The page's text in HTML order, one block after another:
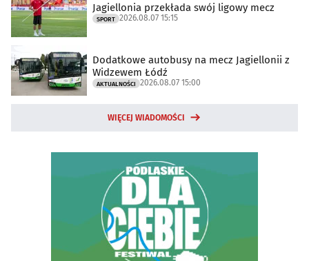
Jagiellonia przekłada swój ligowy mecz
SPORT 2026.08.07 15:15
Dodatkowe autobusy na mecz Jagiellonii z
Widzewem Łódź
AKTUALNOŚCI 2026.08.07 15:00
WIĘCEJ WIADOMOŚCI